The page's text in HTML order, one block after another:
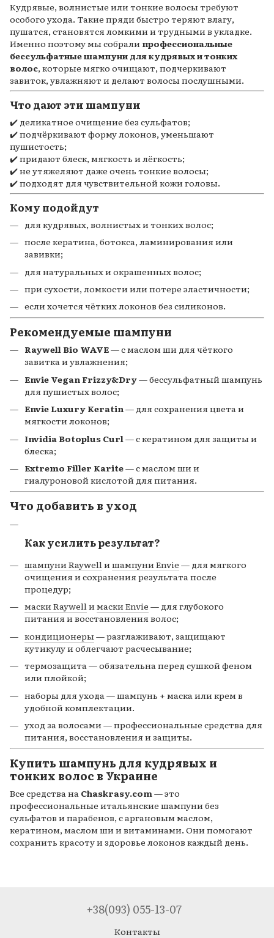
Кудрявые, волнистые или тонкие волосы требуют
особого ухода. Такие пряди быстро теряют влагу,
пушатся, становятся ломкими и трудными в укладке.
Именно поэтому мы собрали профессиональные
бессульфатные шампуни для кудрявых и тонких
волос, которые мягко очищают, подчеркивают
завиток, увлажняют и делают волосы послушными.
Что дают эти шампуни
✔️ деликатное очищение без сульфатов;
✔️ подчёркивают форму локонов, уменьшают
пушистость;
✔️ придают блеск, мягкость и лёгкость;
✔️ не утяжеляют даже очень тонкие волосы;
✔️ подходят для чувствительной кожи головы.
Кому подойдут
для кудрявых, волнистых и тонких волос;
после кератина, ботокса, ламинирования или
завивки;
для натуральных и окрашенных волос;
при сухости, ломкости или потере эластичности;
если хочется чётких локонов без силиконов.
Рекомендуемые шампуни
Raywell Bio WAVE— с маслом ши для чёткого
завитка и увлажнения;
Envie Vegan Frizzy&Dry— бессульфатный шампунь
для пушистых волос;
Envie Luxury Keratin— для сохранения цвета и
мягкости локонов;
Invidia Botoplus Curl — с кератином для защиты и
блеска;
Extremo Filler Karite— с маслом ши и
гиалуроновой кислотой для питания.
Что добавить в уход
Как усилить результат?
шампуни Raywellишампуни Envie — для мягкого
очищения и сохранения результата после
процедур;
маски Raywellимаски Envie — для глубокого
питания и восстановления волос;
кондиционеры — разглаживают, защищают
кутикулу и облегчают расчесывание;
термозащита — обязательна перед сушкой феном
или плойкой;
наборы для ухода — шампунь + маска или крем в
удобной комплектации.
уход за волосами — профессиональные средства для
питания, восстановления и защиты.
Купить шампунь для кудрявых и
тонких волос в Украине
Все средства на Chaskrasy.com — это
профессиональные итальянские шампуни без
сульфатов и парабенов, с аргановым маслом,
кератином, маслом ши и витаминами. Они помогают
сохранить красоту и здоровье локонов каждый день.
+38(093) 055-13-07
Контакты